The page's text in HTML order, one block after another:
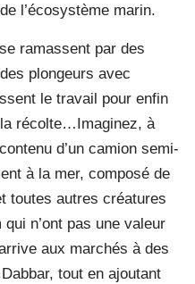
l’écosystème marin.
ramassent par des
plongeurs avec
le travail pour enfin
récolte…Imaginez, à
d’un camion semi-
à la mer, composé de
toutes autres créatures
n’ont pas une valeur
aux marchés à des
tout en ajoutant